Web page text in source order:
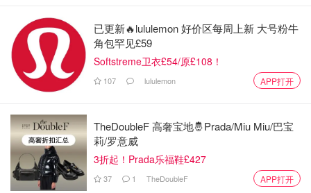
小不列颠晒晒君
英国移民局爆丑闻！6名移民官被控盗
小不列颠晒晒君
英国人不爱喝酒了？最新研究：饮酒
已更新🔥lululemon 好价区每周上新 大号粉牛
角包罕见£59
Softstreme卫衣£54/原£108！
107 lululemon APP打开
TheDoubleF 高奢宝地🤴Prada/Miu Miu/巴宝
莉/罗意威
3折起！Prada乐福鞋£427
37 1 TheDoubleF APP打开